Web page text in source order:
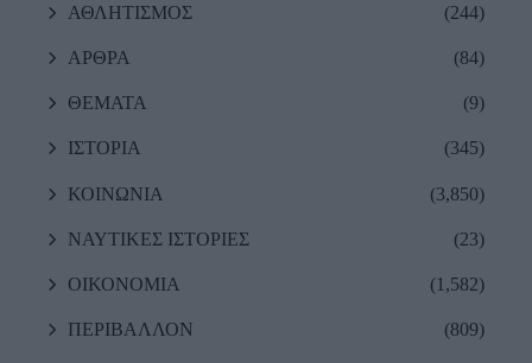
ΑΘΛΗΤΙΣΜΟΣ (244)
ΑΡΘΡΑ (84)
ΘΕΜΑΤΑ (9)
ΙΣΤΟΡΙΑ (345)
ΚΟΙΝΩΝΙΑ (3,850)
ΝΑΥΤΙΚΕΣ ΙΣΤΟΡΙΕΣ (23)
ΟΙΚΟΝΟΜΙΑ (1,582)
ΠΕΡΙΒΑΛΛΟΝ (809)